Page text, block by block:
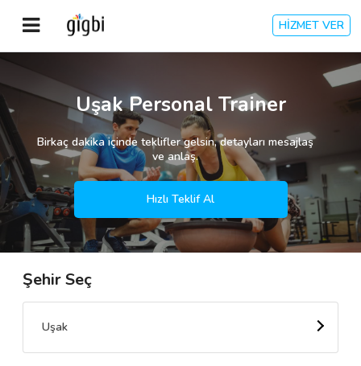
HİZMET VER
Anasayfa
Giriş Yap
Kayıt Ol
Kategoriler
🎈 Biz Kimiz?
🌟 Müşteri Değerlendirmeleri
Uşak Personal Trainer
Birkaç dakika içinde teklifler gelsin, detayları mesajlaş
ve anlaş.
Hızlı Teklif Al
Şehir Seç
Uşak